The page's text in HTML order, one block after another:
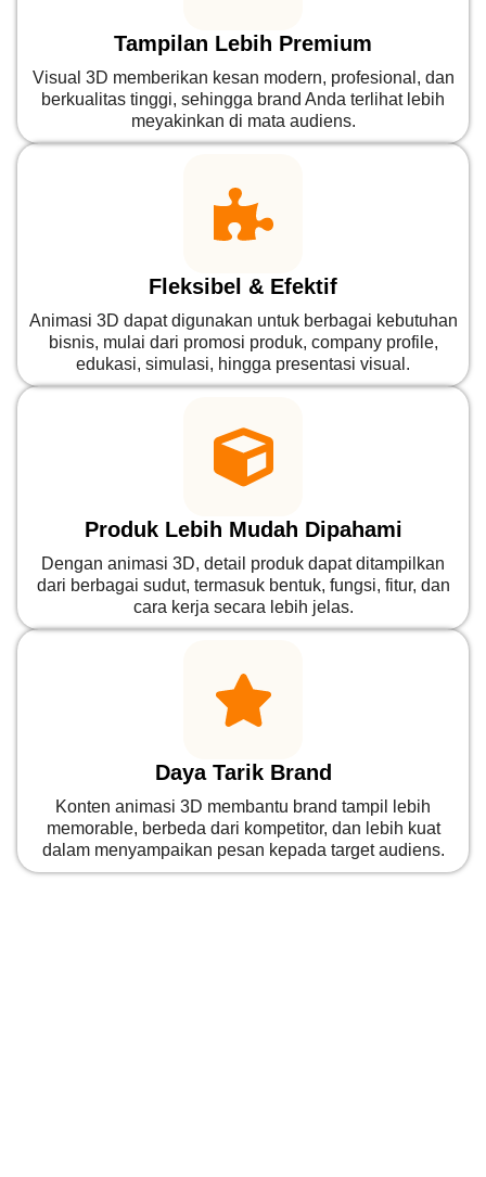
Tampilan Lebih Premium
Visual 3D memberikan kesan modern, profesional, dan
berkualitas tinggi, sehingga brand Anda terlihat lebih
meyakinkan di mata audiens.
Fleksibel & Efektif
Animasi 3D dapat digunakan untuk berbagai kebutuhan
bisnis, mulai dari promosi produk, company profile,
edukasi, simulasi, hingga presentasi visual.
Produk Lebih Mudah Dipahami
Dengan animasi 3D, detail produk dapat ditampilkan
dari berbagai sudut, termasuk bentuk, fungsi, fitur, dan
cara kerja secara lebih jelas.
Daya Tarik Brand
Konten animasi 3D membantu brand tampil lebih
memorable, berbeda dari kompetitor, dan lebih kuat
dalam menyampaikan pesan kepada target audiens.